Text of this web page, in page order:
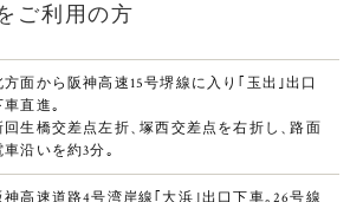
ご利用の方
方面から阪神高速15号堺線に入り｢玉出｣出口
車直進｡
回生橋交差点左折、塚西交差点を右折し 、路面
車沿いを約3分｡
神高速道路4号湾岸線｢大浜｣出口下車｡26号線